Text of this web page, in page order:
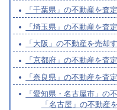
「千葉県」の不動産を査
「埼玉県」の不動産を査
「大阪」の不動産を売却
「京都府」の不動産を査
「奈良県」の不動産を査
「愛知県・名古屋市」の
「名古屋」の不動産